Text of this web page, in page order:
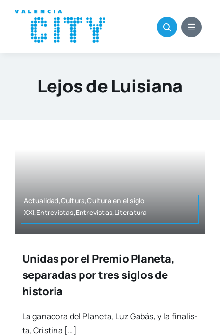
contenido
Lejos de Luisiana
Actualidad,Cultura,Cultura en el siglo
XXI,Entrevistas,Entrevistas,Literatura
Unidas por el Premio Planeta,
separadas por tres siglos de
historia
La gana­do­ra del Pla­ne­ta, Luz Gabás, y la fina­lis­
ta, Cris­ti­na […]